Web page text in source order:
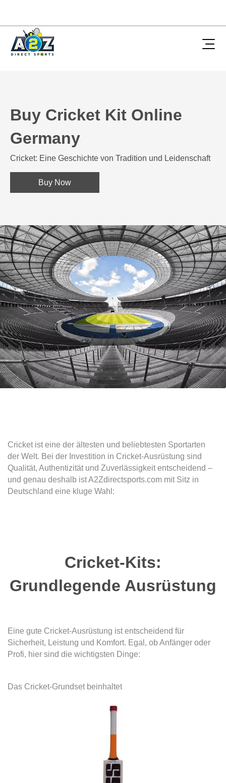
Buy Cricket Kit Online
Germany
Cricket: Eine Geschichte von Tradition und Leidenschaft
Buy Now
Cricket ist eine der ältesten und beliebtesten Sportarten
der Welt. Bei der Investition in Cricket-Ausrüstung sind
Qualität, Authentizität und Zuverlässigkeit entscheidend –
und genau deshalb ist A2Zdirectsports.com mit Sitz in
Deutschland eine kluge Wahl:
Cricket-Kits:
Grundlegende Ausrüstung
Eine gute Cricket-Ausrüstung ist entscheidend für
Sicherheit, Leistung und Komfort. Egal, ob Anfänger oder
Profi, hier sind die wichtigsten Dinge:
Das Cricket-Grundset beinhaltet